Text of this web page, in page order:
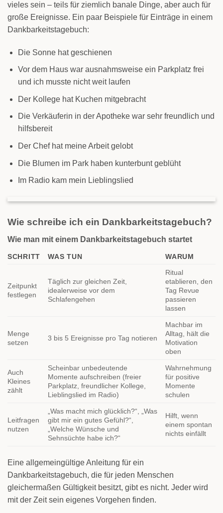
vieles sein – teils für ziemlich banale Dinge, aber auch für
große Ereignisse. Ein paar Beispiele für Einträge in einem
Dankbarkeitstagebuch:
Die Sonne hat geschienen
Vor dem Haus war ausnahmsweise ein Parkplatz frei
und ich musste nicht weit laufen
Der Kollege hat Kuchen mitgebracht
Die Verkäuferin in der Apotheke war sehr freundlich und
hilfsbereit
Der Chef hat meine Arbeit gelobt
Die Blumen im Park haben kunterbunt geblüht
Im Radio kam mein Lieblingslied
Wie schreibe ich ein Dankbarkeitstagebuch?
Wie man mit einem Dankbarkeitstagebuch startet
SCHRITT WAS TUN WARUM
Zeitpunkt
festlegen
Täglich zur gleichen Zeit,
idealerweise vor dem
Schlafengehen
Ritual
etablieren, den
Tag Revue
passieren
lassen
Menge
setzen
3 bis 5 Ereignisse pro Tag notieren
Machbar im
Alltag, hält die
Motivation
oben
Auch
Kleines
zählt
Scheinbar unbedeutende
Momente aufschreiben (freier
Parkplatz, freundlicher Kollege,
Lieblingslied im Radio)
Wahrnehmung
für positive
Momente
schulen
Leitfragen
nutzen
„Was macht mich glücklich?“, „Was
gibt mir ein gutes Gefühl?“,
„Welche Wünsche und
Sehnsüchte habe ich?“
Hilft, wenn
einem spontan
nichts einfällt
Eine allgemeingültige Anleitung für ein
Dankbarkeitstagebuch, die für jeden Menschen
gleichermaßen Gültigkeit besitzt, gibt es nicht. Jeder wird
mit der Zeit sein eigenes Vorgehen finden.